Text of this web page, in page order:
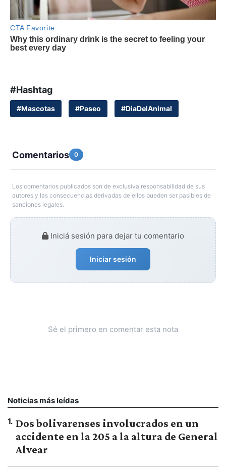
#Hashtag
#Mascotas #Paseo #DiaDelAnimal
Comentarios 0
Los comentarios publicados son de exclusiva responsabilidad de sus
autores y las consecuencias derivadas de ellos pueden ser pasibles de
sanciones legales.
Iniciá sesión para dejar tu comentario
Iniciar sesión
Sé el primero en comentar esta nota
Noticias más leídas
1. Dos bolivarenses involucrados en un
accidente en la 205 a la altura de General
Alvear